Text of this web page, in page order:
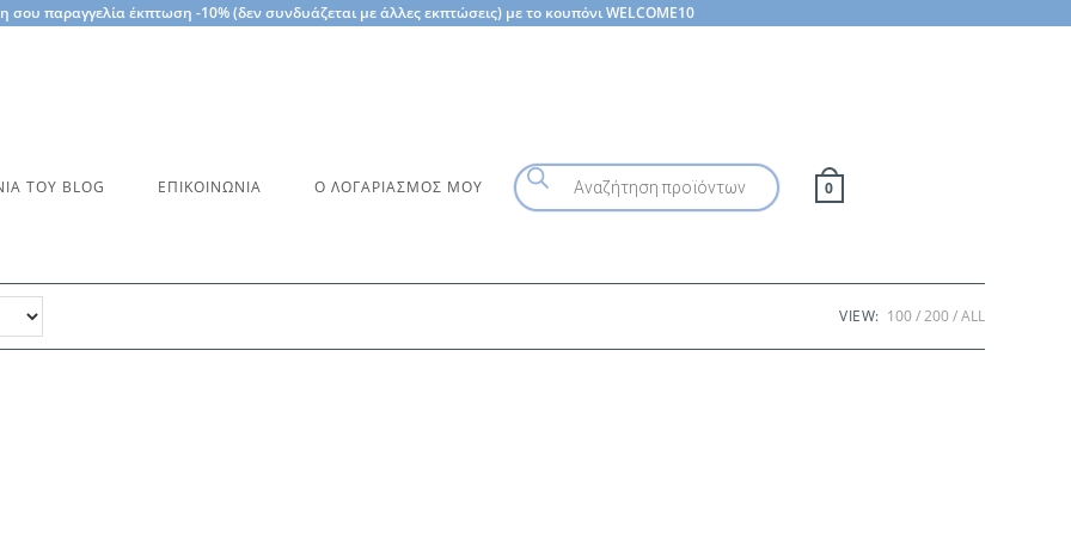
παραγγελία έκπτωση -10% (δεν συνδυάζεται με άλλες εκπτώσεις) με το κουπόνι WELCOME10
ΤΟΥ BLOG ΕΠΙΚΟΙΝΩΝΊΑ Ο ΛΟΓΑΡΙΑΣΜΌΣ ΜΟΥ
Products
search 0
VIEW: 100 200 ALL